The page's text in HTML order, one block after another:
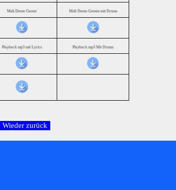
Midi Demo Genos Midi Demo Gemos mit Drums
Playback mp3 mit Lyrics Playback mp3 Mit Drums